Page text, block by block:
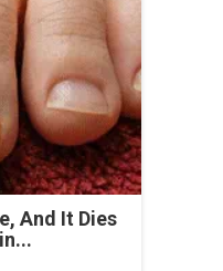
And It Dies